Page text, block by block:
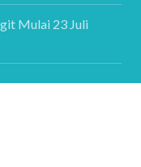
Mulai 23 Juli